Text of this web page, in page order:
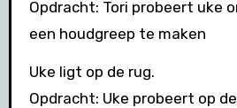
Opdracht: Tori probeert uke
een houdgreep te maken
Uke ligt op de rug.
Opdracht: Uke probeert op